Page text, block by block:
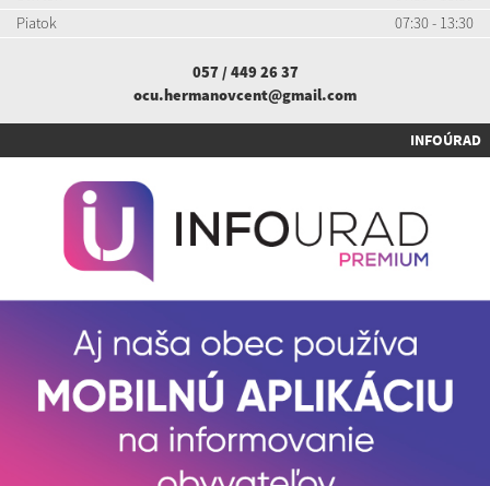
Piatok
07:30 - 13:30
057 / 449 26 37
ocu.hermanovcent@gmail.com
INFOÚRAD